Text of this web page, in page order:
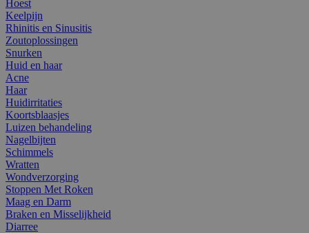
Hoest
Keelpijn
Rhinitis en Sinusitis
Zoutoplossingen
Snurken
Huid en haar
Acne
Haar
Huidirritaties
Koortsblaasjes
Luizen behandeling
Nagelbijten
Schimmels
Wratten
Wondverzorging
Stoppen Met Roken
Maag en Darm
Braken en Misselijkheid
Diarree